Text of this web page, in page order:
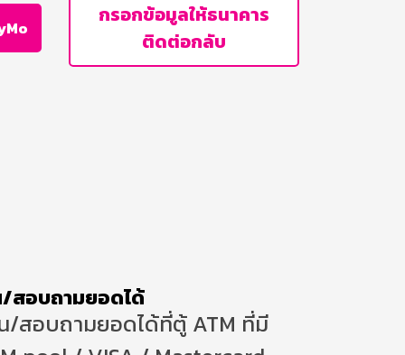
กรอกข้อมูลให้ธนาคาร
ติดต่อกลับ
/สอบถามยอดได้
/สอบถามยอดได้ที่ตู้ ATM ที่มี